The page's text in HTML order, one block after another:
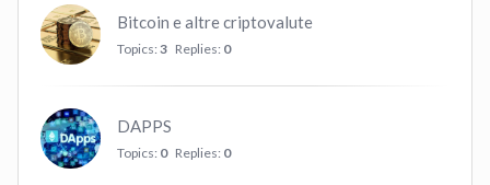
Bitcoin e altre criptovalute
Topics: 3 Replies: 0
DAPPS
Topics: 0 Replies: 0